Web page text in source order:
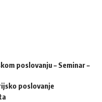
poslovanju – Seminar –
poslovanje